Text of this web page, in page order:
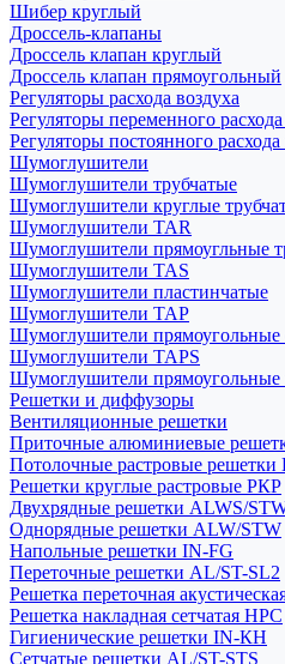
Шибер круглый
Дроссель-клапаны
Дроссель клапан круглый
Дроссель клапан прямоугольный
Регуляторы расхода воздуха
Регуляторы переменного
Регуляторы постоянного
Шумоглушители
Шумоглушители трубчатые
Шумоглушители круглые
Шумоглушители TAR
Шумоглушители прямоугльные
Шумоглушители TAS
Шумоглушители пластинчатые
Шумоглушители TAP
Шумоглушители прямоугольные
Шумоглушители TAPS
Шумоглушители прямоугольные
Решетки и диффузоры
Вентиляционные решетки
Приточные алюминиевые
Потолочные растровые решетки
Решетки круглые растровые РКР
Двухрядные решетки ALWS/
Однорядные решетки ALW/STW
Напольные решетки IN-FG
Переточные решетки AL/ST-SL2
Решетка переточная
Решетка накладная сетчатая НРС
Гигиенические решетки IN-КН
Сетчатые решетки AL/ST-STS